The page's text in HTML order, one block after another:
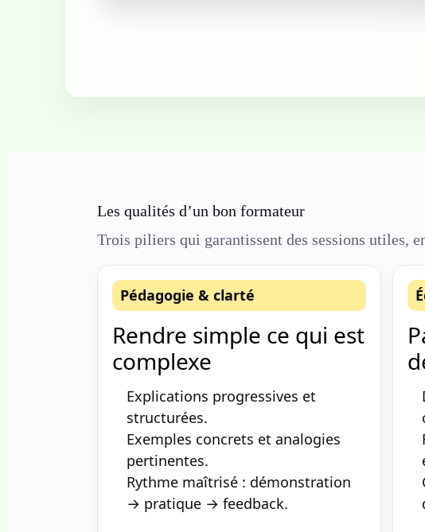
Les qualités d’un bon formateur
Trois piliers qui garantissent des sessions utiles,
Pédagogie & clarté
Rendre simple ce qui est
complexe
Explications progressives et
structurées.
Exemples concrets et analogies
pertinentes.
Rythme maîtrisé : démonstration
→ pratique → feedback.